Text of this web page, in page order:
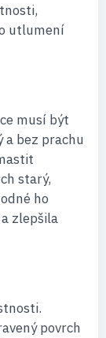
utlumení
musí být
a bez prachu
starý,
ho
zlepšila
povrch